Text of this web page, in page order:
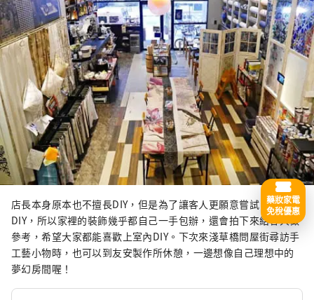
店長本身原本也不擅長DIY，但是為了讓客人更願意嘗試自己
DIY，所以家裡的裝飾幾乎都自己一手包辦，還會拍下來給客人做
參考，希望大家都能喜歡上室內DIY。下次來淺草橋問屋街尋訪手
工藝小物時，也可以到友安製作所休憩，一邊想像自己理想中的
夢幻房間喔！
藥妝家電
免稅優惠